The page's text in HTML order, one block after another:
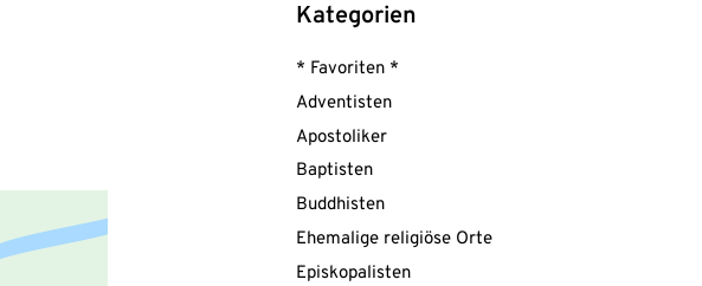
Kategorien
* Favoriten *
Adventisten
Apostoliker
Baptisten
Buddhisten
Ehemalige religiöse Orte
Episkopalisten